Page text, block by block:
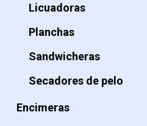
Licuadoras
Planchas
Sandwicheras
Secadores de pelo
Encimeras